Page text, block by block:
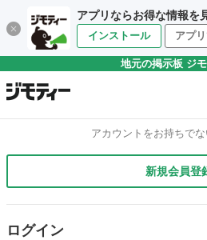
アプリならお得な情報を
インストール アプ
地元の掲示板 ジ
アカウントをお持ちで
新規会員登
ログイン